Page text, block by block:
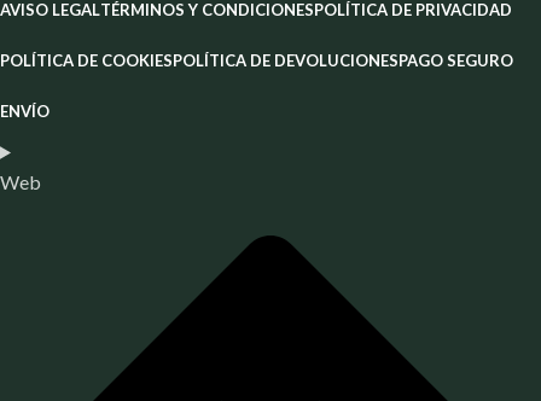
AVISO LEGALTÉRMINOS Y CONDICIONESPOLÍTICA DE PRIVACIDAD
POLÍTICA DE COOKIESPOLÍTICA DE DEVOLUCIONESPAGO SEGURO
ENVÍO
Web